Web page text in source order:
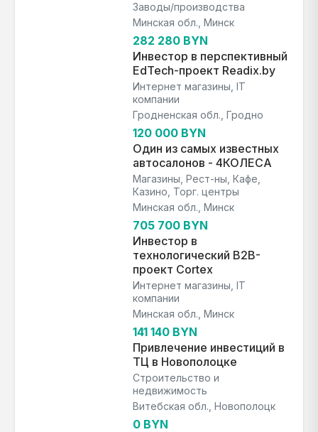
Заводы/производства
Минская обл., Минск
282 280 BYN
Инвестор в перспективный
EdTech-проект Readix.by
Интернет магазины, IT
компании
Гродненская обл., Гродно
120 000 BYN
Один из самых известных
автосалонов - 4КОЛЕСА
Магазины, Рест-ны, Кафе,
Казино, Торг. центры
Минская обл., Минск
705 700 BYN
Инвестор в
технологический B2B-
проект Cortex
Интернет магазины, IT
компании
Минская обл., Минск
141 140 BYN
Привлечение инвестиций в
ТЦ в Новополоцке
Строительство и
недвижимость
Витебская обл., Новополоцк
0 BYN